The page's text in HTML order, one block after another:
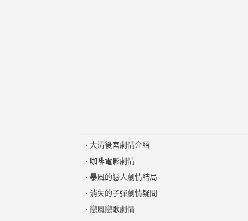
· 大清後宮劇情介紹
· 咖啡電影劇情
· 暴風的戀人劇情結局
· 消失的子彈劇情疑問
· 戀風戀歌劇情